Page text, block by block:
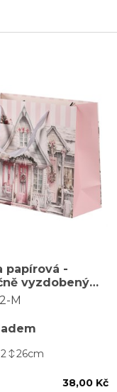
papírová -
vyzdobený
růžová, vel. M
M
26cm
38,00 Kč